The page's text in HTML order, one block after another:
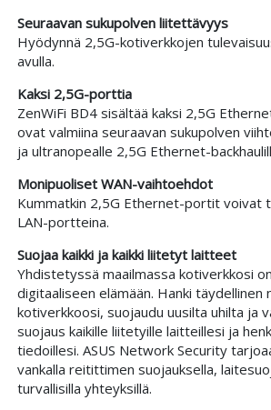
Seuraavan sukupolven liitettävyys
Hyödynnä 2,5G-kotiverkkojen
avulla.
Kaksi 2,5G-porttia
ZenWiFi BD4 sisältää kaksi 2,5G
ovat valmiina seuraavan sukupolven
ja ultranopealle 2,5G Ethernet-
Monipuoliset WAN-vaihtoehdot
Kummatkin 2,5G Ethernet-portit voivat
LAN-portteina.
Suojaa kaikki ja kaikki liitetyt laitteet
Yhdistetyssä maailmassa kotiverkkosi
digitaaliseen elämään. Hanki täydellinen
kotiverkkoosi, suojaudu uusilta uhilta ja
suojaus kaikille liitetyille laitteillesi ja
tiedoillesi. ASUS Network Security
vankalla reitittimen suojauksella,
turvallisilla yhteyksillä.